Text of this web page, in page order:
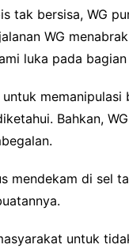
tak bersisa, WG
WG
luka pada bagian
Bahkan,
mendekam di sel
untuk